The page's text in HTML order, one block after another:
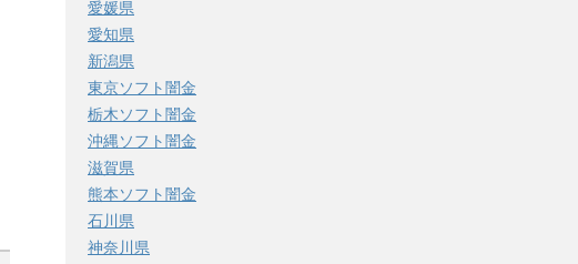
愛媛県
愛知県
新潟県
東京ソフト闇金
栃木ソフト闇金
沖縄ソフト闇金
滋賀県
熊本ソフト闇金
石川県
神奈川県